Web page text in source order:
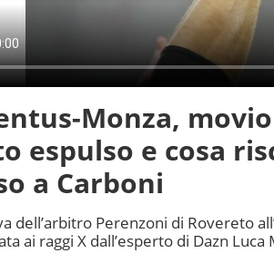
Monza,
espulso e cosa
a Carboni
dell’arbitro Perenzoni di Rovereto
ai raggi X dall’esperto di Dazn Luca